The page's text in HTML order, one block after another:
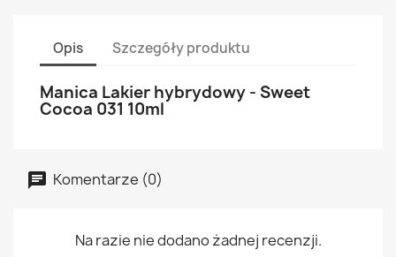
Opis Szczegóły produktu
Manica Lakier hybrydowy - Sweet
Cocoa 031 10ml
Komentarze (0)
Na razie nie dodano żadnej recenzji.